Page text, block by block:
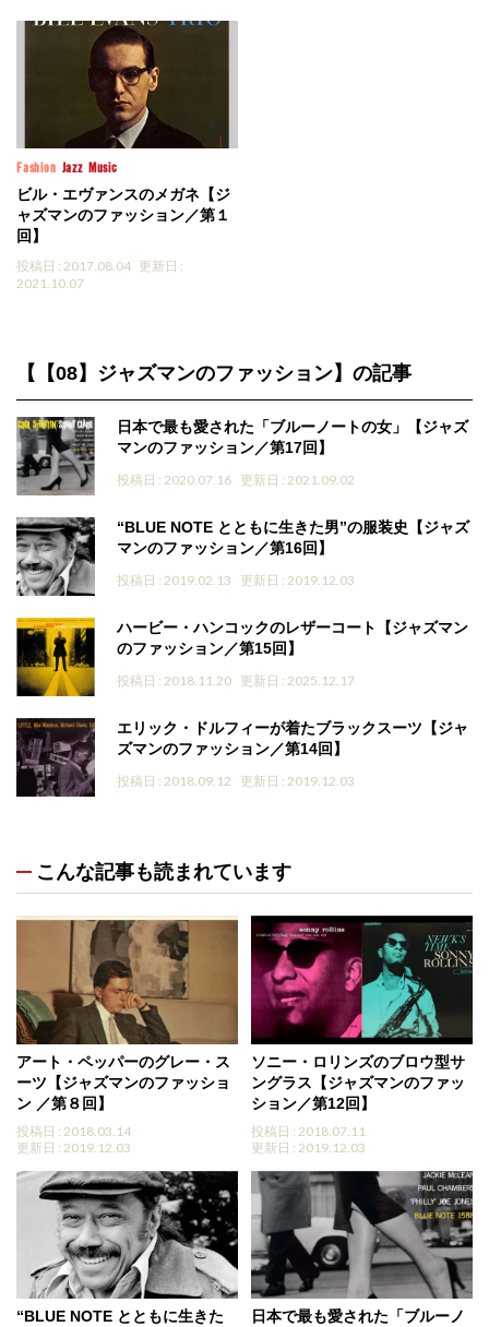
Fashion Jazz Music
ビル・エヴァンスのメガネ【ジ
ャズマンのファッション／第１
回】
投稿日 : 2017.08.04 更新日 :
2021.10.07
【【08】ジャズマンのファッション】の記事
日本で最も愛された「ブルーノートの女」【ジャズ
マンのファッション／第17回】
投稿日 : 2020.07.16 更新日 : 2021.09.02
“BLUE NOTE とともに生きた男”の服装史【ジャズ
マンのファッション／第16回】
投稿日 : 2019.02.13 更新日 : 2019.12.03
ハービー・ハンコックのレザーコート【ジャズマン
のファッション／第15回】
投稿日 : 2018.11.20 更新日 : 2025.12.17
エリック・ドルフィーが着たブラックスーツ【ジャ
ズマンのファッション／第14回】
投稿日 : 2018.09.12 更新日 : 2019.12.03
こんな記事も読まれています
アート・ペッパーのグレー・ス
ーツ【ジャズマンのファッショ
ン ／第８回】
投稿日 : 2018.03.14
更新日 : 2019.12.03
ソニー・ロリンズのブロウ型サ
ングラス【ジャズマンのファッ
ション／第12回】
投稿日 : 2018.07.11
更新日 : 2019.12.03
“BLUE NOTE とともに生きた 日本で最も愛された「ブルーノ